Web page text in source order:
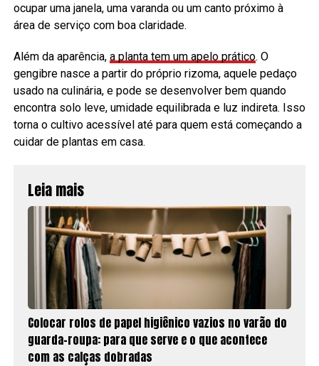
ocupar uma janela, uma varanda ou um canto próximo à
área de serviço com boa claridade.
Além da aparência, a planta tem um apelo prático. O
gengibre nasce a partir do próprio rizoma, aquele pedaço
usado na culinária, e pode se desenvolver bem quando
encontra solo leve, umidade equilibrada e luz indireta. Isso
torna o cultivo acessível até para quem está começando a
cuidar de plantas em casa.
Leia mais
Colocar rolos de papel higiênico vazios no varão do
guarda-roupa: para que serve e o que acontece
com as calças dobradas